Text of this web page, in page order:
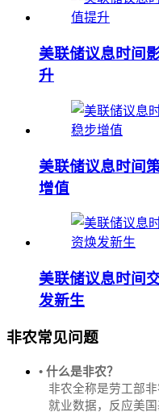
美联储议息时间
升
美联储议息时间
增值
美联储议息时间
发新生
非农常见问题
• 什么是非农？
非农全称是劳工部
就业数据，反应美